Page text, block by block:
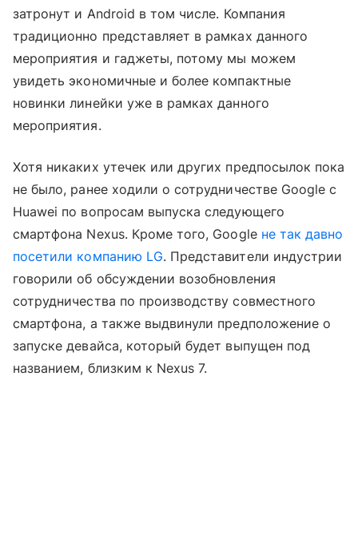
затронут и Android в том числе. Компания
традиционно представляет в рамках данного
мероприятия и гаджеты, потому мы можем
увидеть экономичные и более компактные
новинки линейки уже в рамках данного
мероприятия.
Хотя никаких утечек или других предпосылок пока
не было, ранее ходили о сотрудничестве Google с
Huawei по вопросам выпуска следующего
смартфона Nexus. Кроме того, Google не так давно
посетили компанию LG. Представители индустрии
говорили об обсуждении возобновления
сотрудничества по производству совместного
смартфона, а также выдвинули предположение о
запуске девайса, который будет выпущен под
названием, близким к Nexus 7.